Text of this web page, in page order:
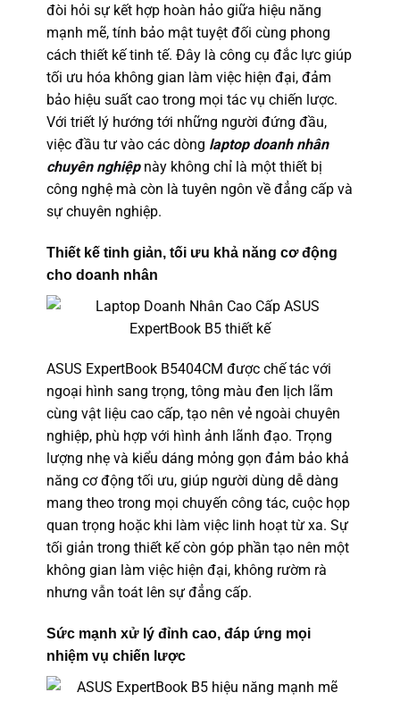
đòi hỏi sự kết hợp hoàn hảo giữa hiệu năng
mạnh mẽ, tính bảo mật tuyệt đối cùng phong
cách thiết kế tinh tế. Đây là công cụ đắc lực giúp
tối ưu hóa không gian làm việc hiện đại, đảm
bảo hiệu suất cao trong mọi tác vụ chiến lược.
Với triết lý hướng tới những người đứng đầu,
việc đầu tư vào các dòng laptop doanh nhân
chuyên nghiệpnày không chỉ là một thiết bị
công nghệ mà còn là tuyên ngôn về đẳng cấp và
sự chuyên nghiệp.
Thiết kế tinh giản, tối ưu khả năng cơ động
cho doanh nhân
ASUS ExpertBook B5404CM được chế tác với
ngoại hình sang trọng, tông màu đen lịch lãm
cùng vật liệu cao cấp, tạo nên vẻ ngoài chuyên
nghiệp, phù hợp với hình ảnh lãnh đạo. Trọng
lượng nhẹ và kiểu dáng mỏng gọn đảm bảo khả
năng cơ động tối ưu, giúp người dùng dễ dàng
mang theo trong mọi chuyến công tác, cuộc họp
quan trọng hoặc khi làm việc linh hoạt từ xa. Sự
tối giản trong thiết kế còn góp phần tạo nên một
không gian làm việc hiện đại, không rườm rà
nhưng vẫn toát lên sự đẳng cấp.
Sức mạnh xử lý đỉnh cao, đáp ứng mọi
nhiệm vụ chiến lược